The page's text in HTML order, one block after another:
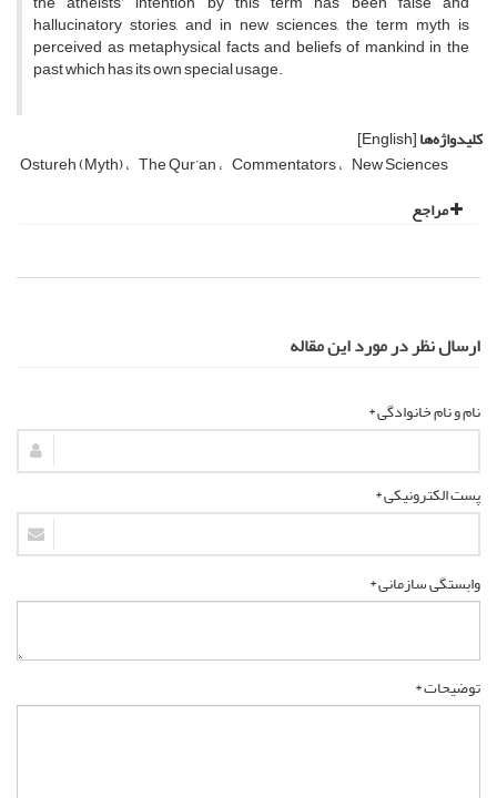
hallucinatory stories, and in new sciences, the term myth is
perceived as metaphysical facts and beliefs of mankind in the
past which has its own special usage.
کلیدواژه‌ها[English]
Ostureh (Myth) The Qur’an Commentators New Sciences
مراجع
ارسال نظر در مورد این مقاله
نام و نام خانوادگی *
پست الکترونیکی *
وابستگی سازمانی *
توضیحات *